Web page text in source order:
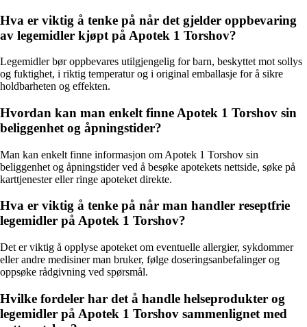
Hva er viktig å tenke på når det gjelder oppbevaring
av legemidler kjøpt på Apotek 1 Torshov?
Legemidler bør oppbevares utilgjengelig for barn, beskyttet mot sollys
og fuktighet, i riktig temperatur og i original emballasje for å sikre
holdbarheten og effekten.
Hvordan kan man enkelt finne Apotek 1 Torshov sin
beliggenhet og åpningstider?
Man kan enkelt finne informasjon om Apotek 1 Torshov sin
beliggenhet og åpningstider ved å besøke apotekets nettside, søke på
karttjenester eller ringe apoteket direkte.
Hva er viktig å tenke på når man handler reseptfrie
legemidler på Apotek 1 Torshov?
Det er viktig å opplyse apoteket om eventuelle allergier, sykdommer
eller andre medisiner man bruker, følge doseringsanbefalinger og
oppsøke rådgivning ved spørsmål.
Hvilke fordeler har det å handle helseprodukter og
legemidler på Apotek 1 Torshov sammenlignet med